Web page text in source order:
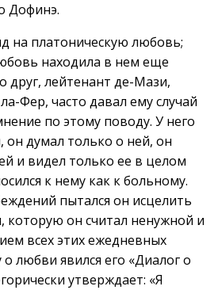
Дофинэ.
на платоническую любовь;
находила в нем еще
друг, лейтенант де-Мази,
Фер, часто давал ему случай
по этому поводу. У него
он думал только о ней, он
и видел только ее в целом
к нему как к больному.
пытался он исцелить
которую он считал ненужной и
всех этих ежедневных
любви явился его «Диалог о
утверждает: «Я